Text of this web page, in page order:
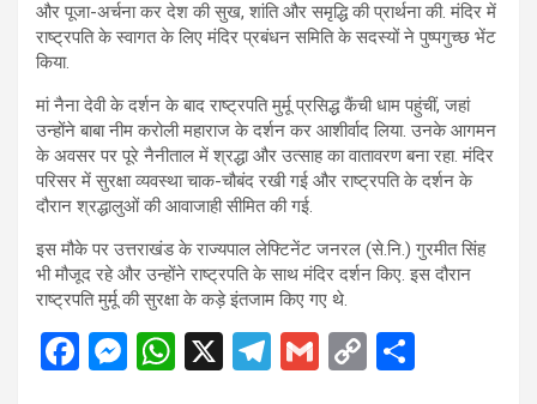
और पूजा-अर्चना कर देश की सुख, शांति और समृद्धि की प्रार्थना की. मंदिर में
राष्ट्रपति के स्वागत के लिए मंदिर प्रबंधन समिति के सदस्यों ने पुष्पगुच्छ भेंट
किया.
मां नैना देवी के दर्शन के बाद राष्ट्रपति मुर्मू प्रसिद्ध कैंची धाम पहुंचीं, जहां
उन्होंने बाबा नीम करोली महाराज के दर्शन कर आशीर्वाद लिया. उनके आगमन
के अवसर पर पूरे नैनीताल में श्रद्धा और उत्साह का वातावरण बना रहा. मंदिर
परिसर में सुरक्षा व्यवस्था चाक-चौबंद रखी गई और राष्ट्रपति के दर्शन के
दौरान श्रद्धालुओं की आवाजाही सीमित की गई.
इस मौके पर उत्तराखंड के राज्यपाल लेफ्टिनेंट जनरल (से.नि.) गुरमीत सिंह
भी मौजूद रहे और उन्होंने राष्ट्रपति के साथ मंदिर दर्शन किए. इस दौरान
राष्ट्रपति मुर्मू की सुरक्षा के कड़े इंतजाम किए गए थे.
F
M
W
X
T
G
C